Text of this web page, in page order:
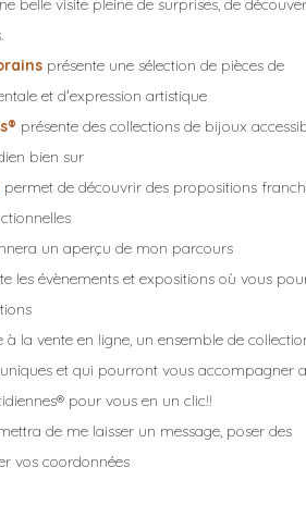
belle visite pleine de surprises, de
présente une sélection de pièces de
et d'expression artistique
présente des collections de bijoux
bien sur
permet de découvrir des propositions
un aperçu de mon parcours
les évènements et expositions où vous
à la vente en ligne, un ensemble de
et qui pourront vous accompagner
pour vous en un clic!!
de me laisser un message, poser des
vos coordonnées